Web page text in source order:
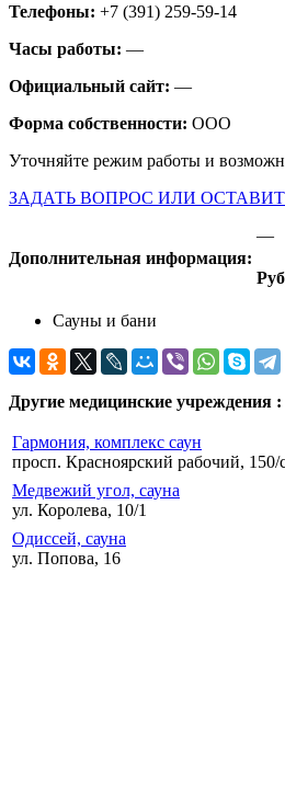
Телефоны: +7 (391) 259-59-14
Часы работы: —
Официальный сайт: —
Форма собственности: ООО
Уточняйте режим работы и
ЗАДАТЬ ВОПРОС ИЛИ
Дополнительная информация:
—
Сауны и бани
Другие медицинские учреждения :
Гармония, комплекс саун
просп. Красноярский рабочий, 150/
Медвежий угол, сауна
ул. Королева, 10/1
Одиссей, сауна
ул. Попова, 16